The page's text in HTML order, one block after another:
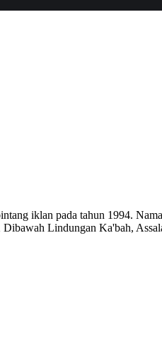
iklan pada tahun 1994.
Lindungan Ka'bah,